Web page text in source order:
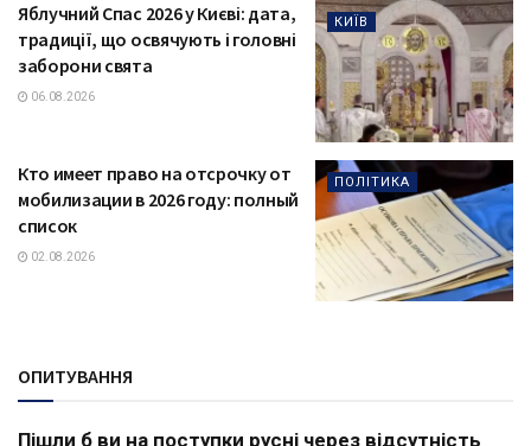
КИЇВ
Яблучний Спас 2026 у Києві: дата,
традиції, що освячують і головні
заборони свята
06.08.2026
ПОЛІТИКА
Кто имеет право на отсрочку от
мобилизации в 2026 году: полный
список
02.08.2026
ОПИТУВАННЯ
Пішли б ви на поступки русні через відсутність